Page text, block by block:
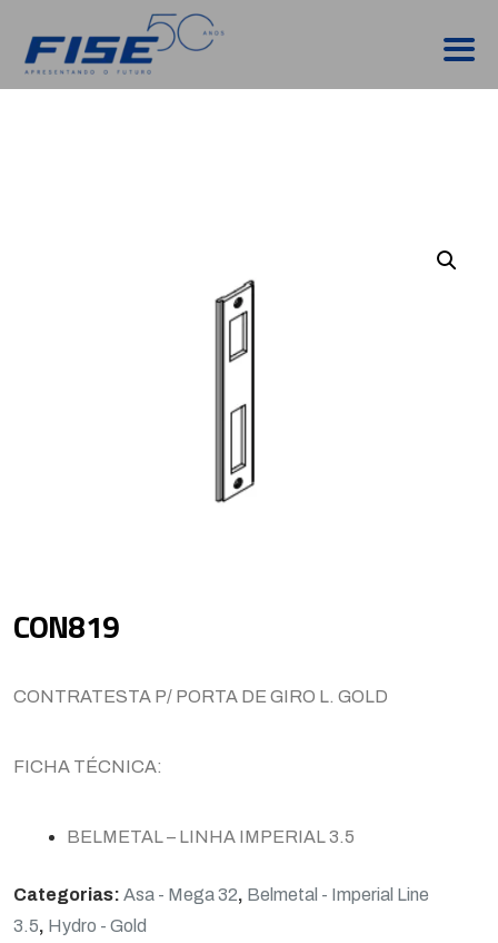
CON819
CONTRATESTA P/ PORTA DE GIRO L. GOLD
FICHA TÉCNICA:
BELMETAL – LINHA IMPERIAL 3.5
Categorias: Asa - Mega 32, Belmetal - Imperial Line
3.5, Hydro - Gold